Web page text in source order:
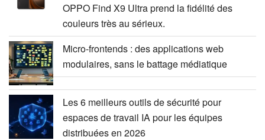
OPPO Find X9 Ultra prend la fidélité des
couleurs très au sérieux.
Micro-frontends : des applications web
modulaires, sans le battage médiatique
Les 6 meilleurs outils de sécurité pour
espaces de travail IA pour les équipes
distribuées en 2026